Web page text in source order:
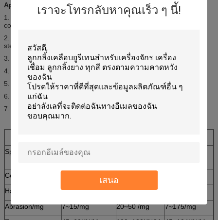
เราจะโทรกลับหาคุณเร็ว ๆ นี้!
เสนอ
Application :
1. Widely used in ceramic machinery accessory , glass kiln ,
conveyor roller , coat polyurethane onto steel rollers .
2. Metallurgy , stainless steel machinery , coat polyurethane onto
steel center .
3. Wood working machinery , sanding roller , sealing side tire .
4. Aluminium section industry and carton machine industry .
5. Sticking film machine , packing machine .
6. Machine parts ,
7. Paper and textile printing conveyor roller,etc.
Specification
Based on
drawings
Color
Hardness shore
35~98 A
Abrasion/mg
7~15/mg 20~50 /mg
7~175/mg